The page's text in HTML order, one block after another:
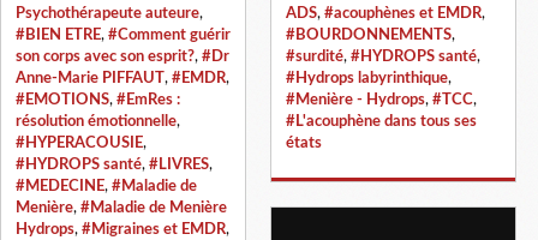
Psychothérapeute auteure,
#BIEN ETRE, #Comment guérir
son corps avec son esprit?, #Dr
Anne-Marie PIFFAUT, #EMDR,
#EMOTIONS, #EmRes :
résolution émotionnelle,
#HYPERACOUSIE,
#HYDROPS santé, #LIVRES,
#MEDECINE, #Maladie de
Menière, #Maladie de Menière
Hydrops, #Migraines et EMDR,
ADS, #acouphènes et EMDR,
#BOURDONNEMENTS,
#surdité, #HYDROPS santé,
#Hydrops labyrinthique,
#Menière - Hydrops, #TCC,
#L'acouphène dans tous ses
états